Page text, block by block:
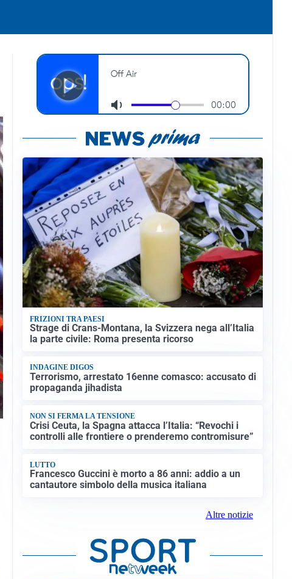
FRIZIONI TRA PAESI
Strage di Crans-Montana, la Svizzera nega all’Italia
la parte civile: Roma presenta ricorso
INDAGINE DIGOS
Terrorismo, arrestato 16enne comasco: accusato di
propaganda jihadista
NON SI FERMA LA TENSIONE
Crisi Ceuta, la Spagna attacca l’Italia: “Revochi i
controlli alle frontiere o prenderemo contromisure”
LUTTO
Francesco Guccini è morto a 86 anni: addio a un
cantautore simbolo della musica italiana
Altre notizie